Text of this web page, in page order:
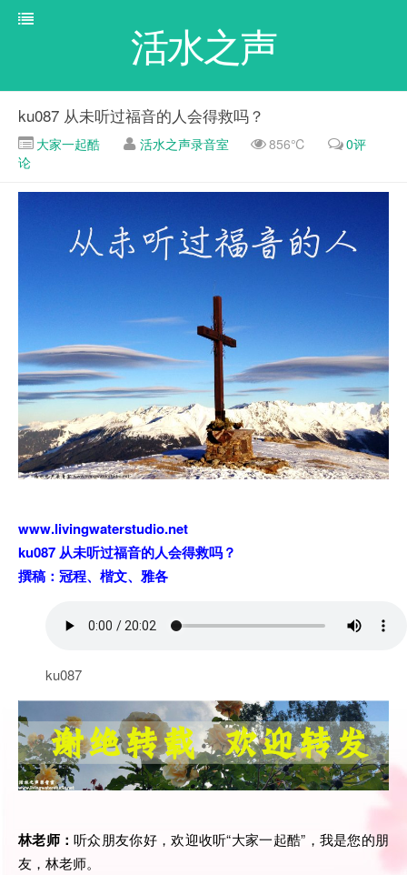
活水之声
ku087 从未听过福音的人会得救吗？
大家一起酷 活水之声录音室 856℃
0评
论
www.livingwaterstudio.net
ku087 从未听过福音的人会得救吗？
撰稿：冠程、楷文、雅各
ku087
林老师：听众朋友你好，欢迎收听“大家一起酷”，我是您的朋
友，林老师。